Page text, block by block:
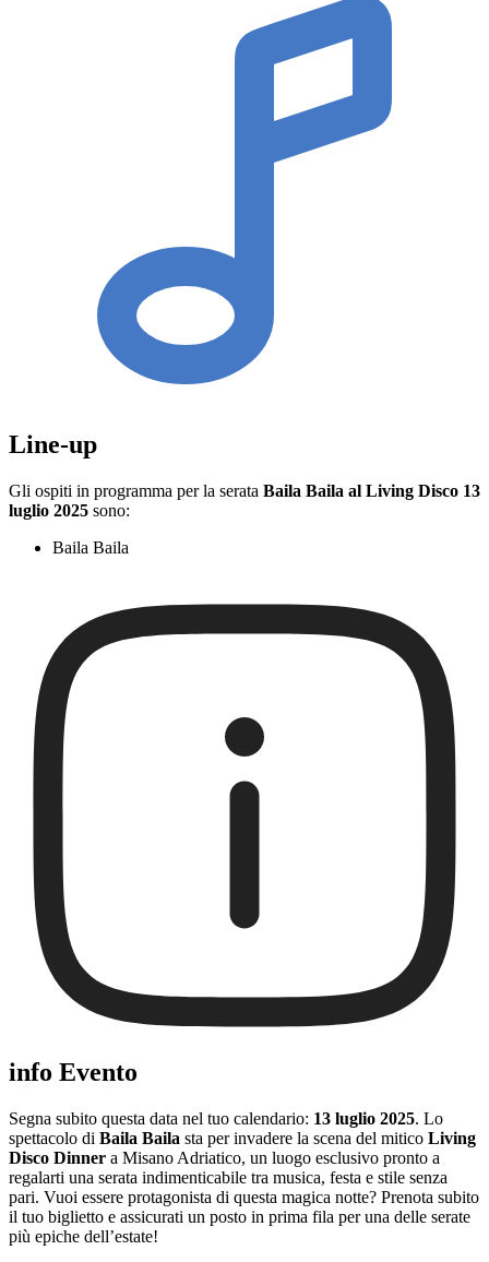
Line-up
Gli ospiti in programma per la serata Baila Baila al Living Disco 13
luglio 2025 sono:
Baila Baila
info Evento
Segna subito questa data nel tuo calendario: 13 luglio 2025. Lo
spettacolo di Baila Baila sta per invadere la scena del mitico Living
Disco Dinner a Misano Adriatico, un luogo esclusivo pronto a
regalarti una serata indimenticabile tra musica, festa e stile senza
pari. Vuoi essere protagonista di questa magica notte? Prenota subito
il tuo biglietto e assicurati un posto in prima fila per una delle serate
più epiche dell’estate!